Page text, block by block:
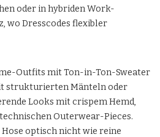
oder in hybriden Work-
wo Dresscodes flexibler
Outfits mit Ton-in-Ton-Sweater
strukturierten Mänteln oder
Looks mit crispem Hemd,
Outerwear-Pieces.
Hose optisch nicht wie reine